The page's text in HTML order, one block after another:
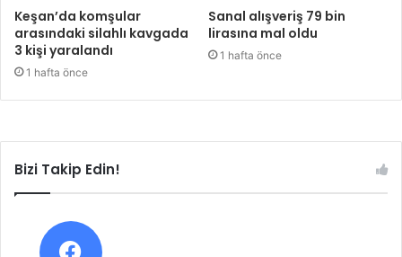
Keşan’da komşular
arasındaki silahlı kavgada
3 kişi yaralandı
1 hafta önce
Sanal alışveriş 79 bin
lirasına mal oldu
1 hafta önce
Bizi Takip Edin!